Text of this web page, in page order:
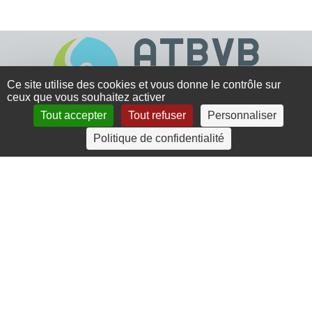
4 rue Crec’h-Ugen
22810 Belle Isle en Terre
Ce site utilise des cookies et vous donne le contrôle sur
ceux que vous souhaitez activer
Tout accepter
Tout refuser
Personnaliser
Politique de confidentialité